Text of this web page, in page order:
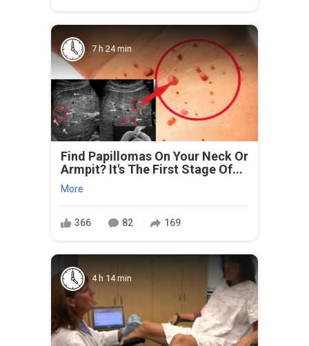
7 h 24 min
Find Papillomas On Your Neck Or
Armpit? It's The First Stage Of...
More
366 82 169
4 h 14 min